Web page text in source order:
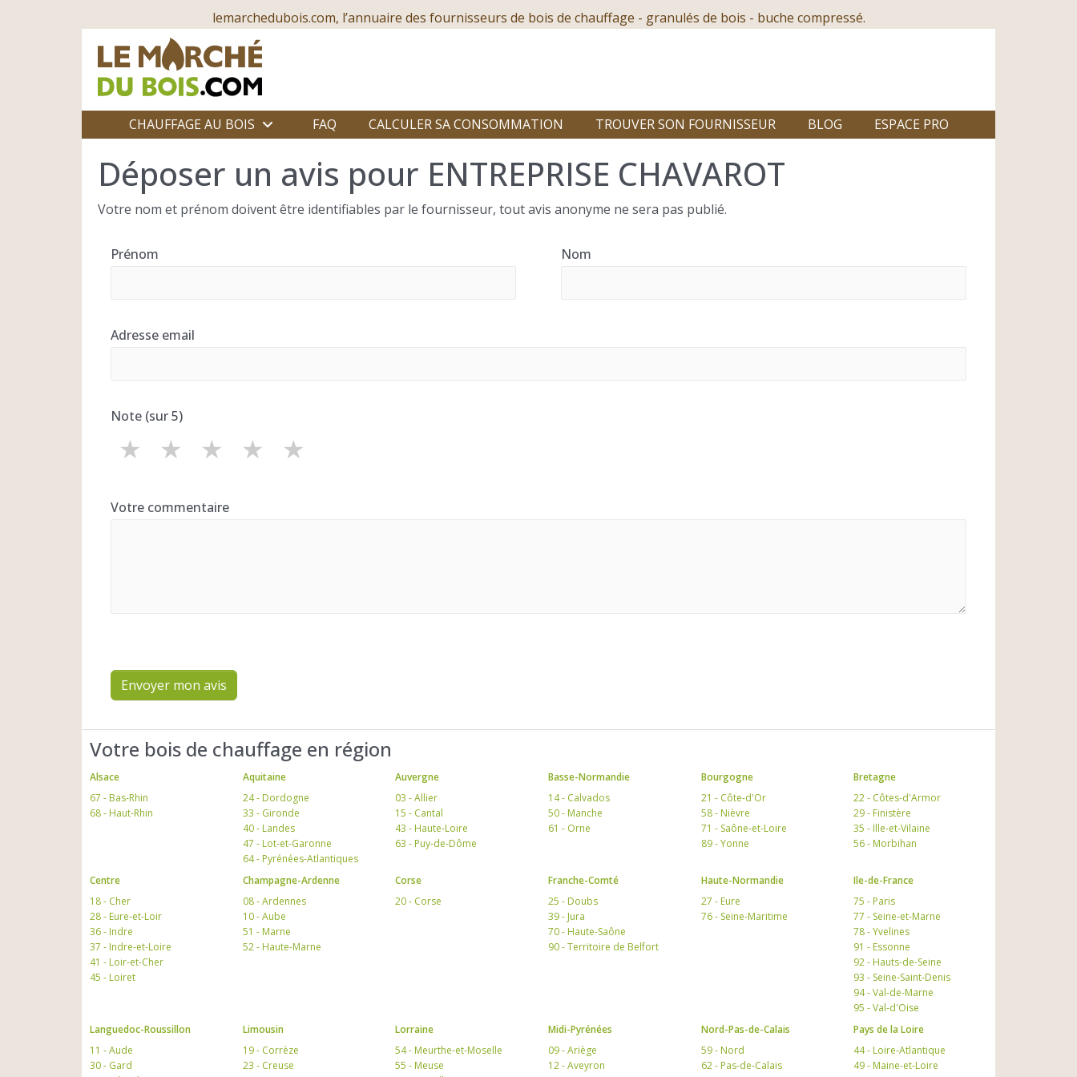
lemarchedubois.com, l’annuaire des fournisseurs de bois de chauffage - granulés de bois - buche compressé.
CHAUFFAGE AU BOIS FAQ CALCULER SA CONSOMMATION TROUVER SON FOURNISSEUR BLOG ESPACE PRO
Déposer un avis pour ENTREPRISE CHAVAROT
Votre nom et prénom doivent être identifiables par le fournisseur, tout avis anonyme ne sera pas publié.
Prénom Nom
Adresse email
Note (sur 5)
★
★
★
★
★
Votre commentaire
Envoyer mon avis
Votre bois de chauffage en région
Alsace
67 - Bas-Rhin
68 - Haut-Rhin
Aquitaine
24 - Dordogne
33 - Gironde
40 - Landes
47 - Lot-et-Garonne
64 - Pyrénées-Atlantiques
Auvergne
03 - Allier
15 - Cantal
43 - Haute-Loire
63 - Puy-de-Dôme
Basse-Normandie
14 - Calvados
50 - Manche
61 - Orne
Bourgogne
21 - Côte-d'Or
58 - Nièvre
71 - Saône-et-Loire
89 - Yonne
Bretagne
22 - Côtes-d'Armor
29 - Finistère
35 - Ille-et-Vilaine
56 - Morbihan
Centre
18 - Cher
28 - Eure-et-Loir
36 - Indre
37 - Indre-et-Loire
41 - Loir-et-Cher
45 - Loiret
Champagne-Ardenne
08 - Ardennes
10 - Aube
51 - Marne
52 - Haute-Marne
Corse
20 - Corse
Franche-Comté
25 - Doubs
39 - Jura
70 - Haute-Saône
90 - Territoire de Belfort
Haute-Normandie
27 - Eure
76 - Seine-Maritime
Ile-de-France
75 - Paris
77 - Seine-et-Marne
78 - Yvelines
91 - Essonne
92 - Hauts-de-Seine
93 - Seine-Saint-Denis
94 - Val-de-Marne
95 - Val-d'Oise
Languedoc-Roussillon
11 - Aude
30 - Gard
Limousin
19 - Corrèze
23 - Creuse
Lorraine
54 - Meurthe-et-Moselle
55 - Meuse
Midi-Pyrénées
09 - Ariège
12 - Aveyron
Nord-Pas-de-Calais
59 - Nord
62 - Pas-de-Calais
Pays de la Loire
44 - Loire-Atlantique
49 - Maine-et-Loire